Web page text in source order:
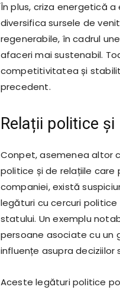
În plus, criza energetică
diversifica sursele de
regenerabile, în cadrul
afaceri mai sustenabil.
competitivitatea și
precedent.
Relații politice
Conpet, asemenea altor
politice și de relațiile care
companiei, există
legături cu cercuri
statului. Un exemplu
persoane asociate cu un
influențe asupra
Aceste legături politice